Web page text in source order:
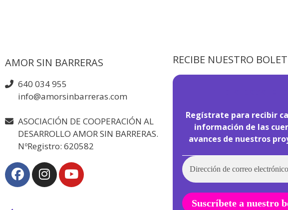
AMOR SIN BARRERAS
640 034 955
info@amorsinbarreras.com
ASOCIACIÓN DE COOPERACIÓN AL
DESARROLLO AMOR SIN BARRERAS.
NºRegistro: 620582
RECIBE NUESTRO
Regístrate para recibir
información de las
avances de nuestros